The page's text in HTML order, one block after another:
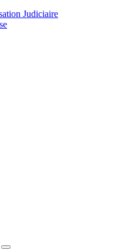
Judiciaire